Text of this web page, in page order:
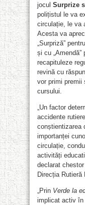
jocul Surprize
polițistul le va
circulație, le va
Acesta va
„Surpriză”
și cu
recapituleze
revină cu
vor primi premii
cursului.
„Un factor
accidente
conștientizarea
importanței
circulație,
activități
declarat
Direcția Rutieră
„Prin Verde la
implicat activ în